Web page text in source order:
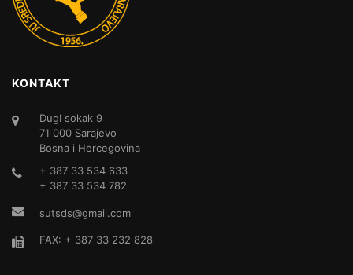
KONTAKT
DugI sokak 9
71 000 Sarajevo
Bosna i Hercegovina
+ 387 33 534 633
+ 387 33 534 782
sutsds@gmail.com
FAX: + 387 33 232 828